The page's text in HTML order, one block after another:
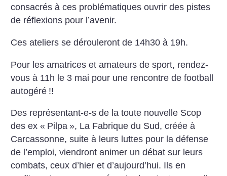
consacrés à ces problématiques ouvrir des pistes
de réflexions pour l’avenir.
Ces ateliers se dérouleront de 14h30 à 19h.
Pour les amatrices et amateurs de sport, rendez-
vous à 11h le 3 mai pour une rencontre de football
autogéré !!
Des représentant-e-s de la toute nouvelle Scop
des ex « Pilpa », La Fabrique du Sud, créée à
Carcassonne, suite à leurs luttes pour la défense
de l’emploi, viendront animer un débat sur leurs
combats, ceux d’hier et d’aujourd’hui. Ils en